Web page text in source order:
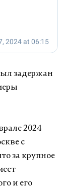
задержан
2024
с
за крупное
и его